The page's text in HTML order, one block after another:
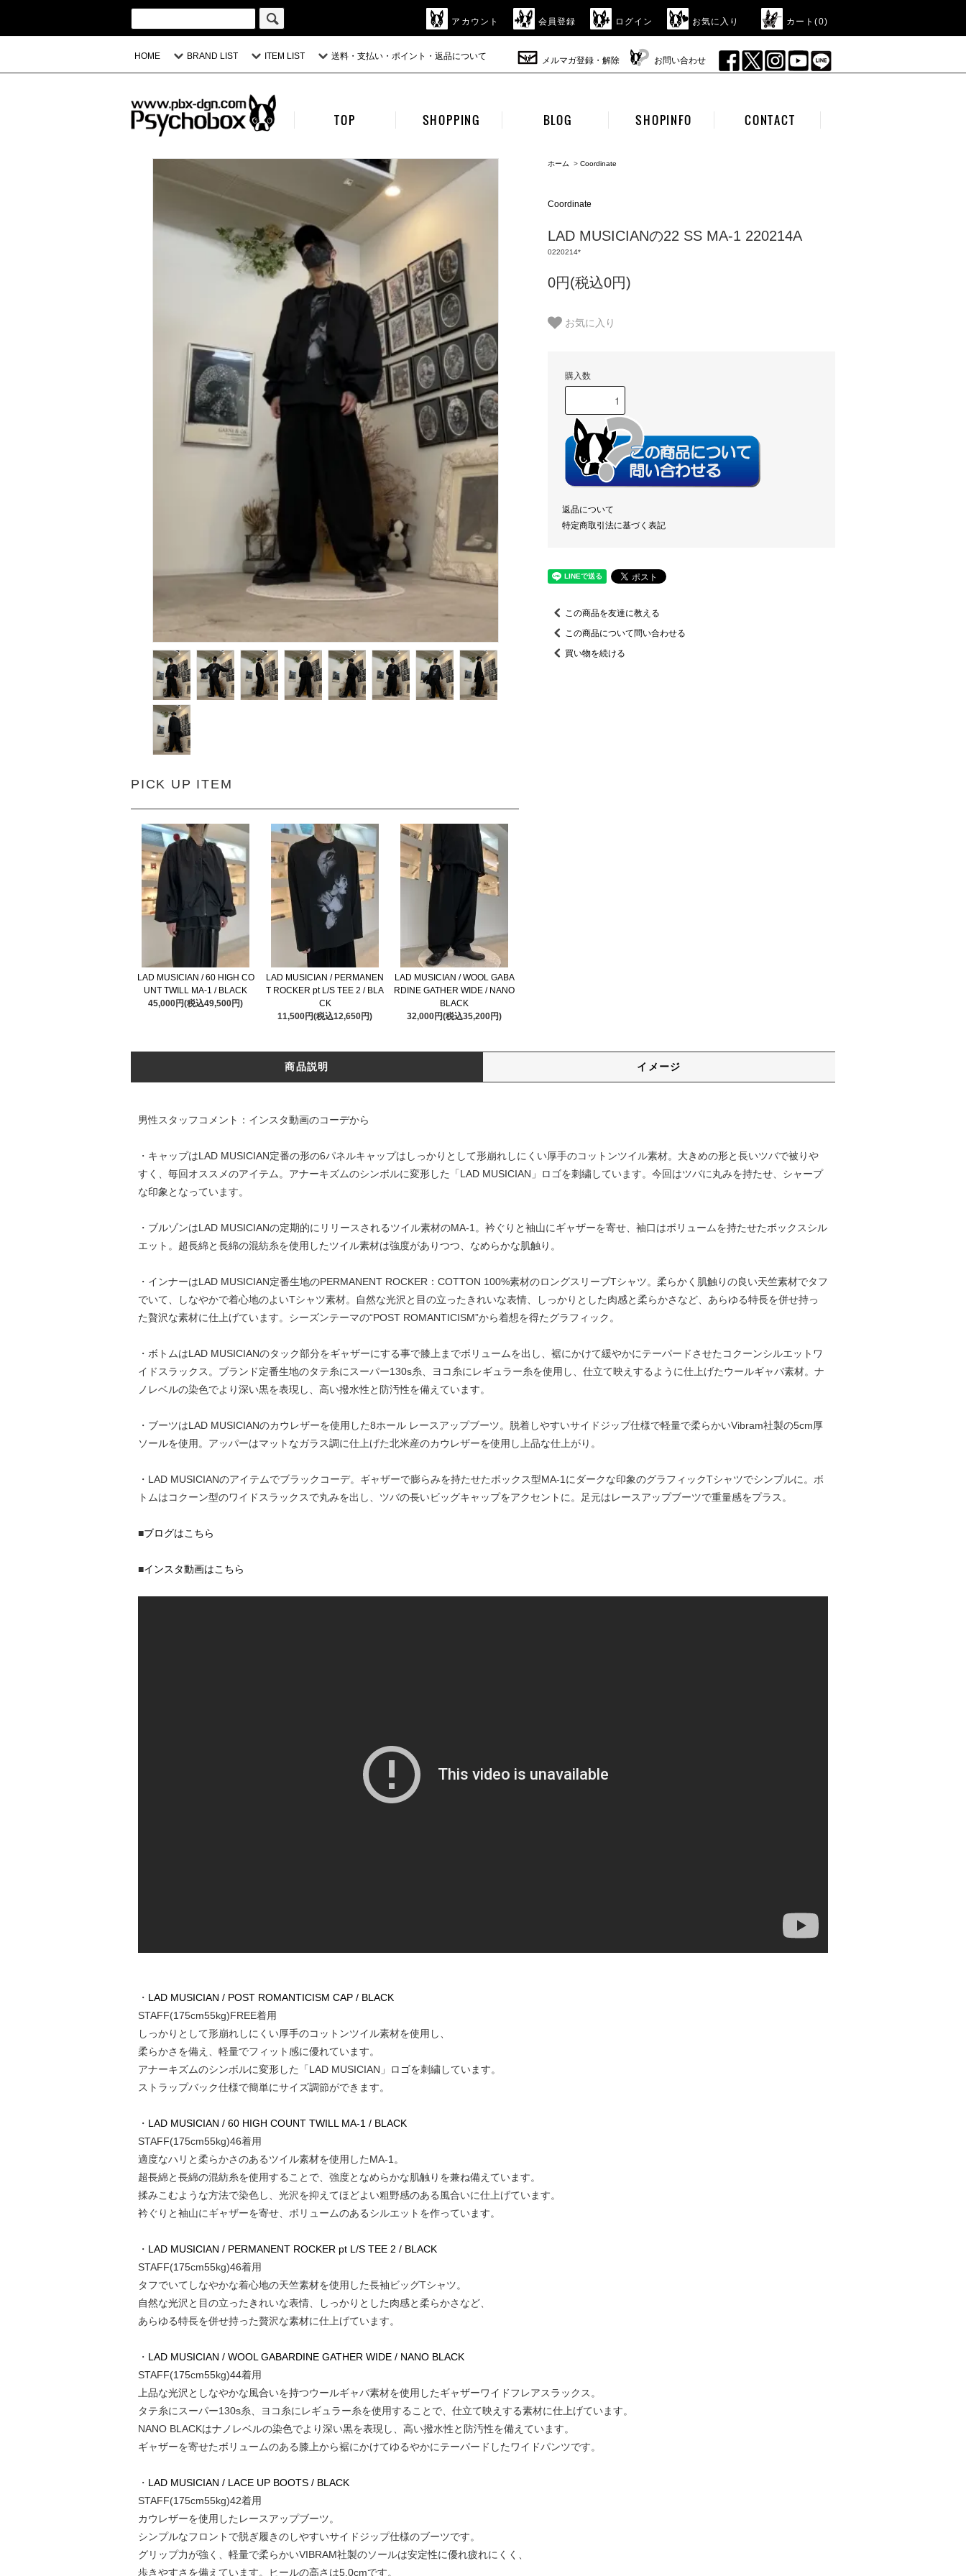
アカウント 会員登録 ログイン お気に入り カート(0)
HOME BRAND LIST ITEM LIST 送料・支払い・ポイント・返品について メルマガ登録・解除 お問い合わせ
TOP SHOPPING BLOG SHOPINFO CONTACT
PICK UP ITEM
LAD MUSICIAN / 60 HIGH CO
UNT TWILL MA-1 / BLACK
45,000円(税込49,500円)
LAD MUSICIAN / PERMANEN
T ROCKER pt L/S TEE 2 / BLA
CK
11,500円(税込12,650円)
LAD MUSICIAN / WOOL GABA
RDINE GATHER WIDE / NANO
BLACK
32,000円(税込35,200円)
ホーム > Coordinate
Coordinate
LAD MUSICIANの22 SS MA-1 220214A
0220214*
0円(税込0円)
お気に入り
購入数
返品について
特定商取引法に基づく表記
この商品を友達に教える
この商品について問い合わせる
買い物を続ける
商品説明 イメージ
男性スタッフコメント：インスタ動画のコーデから
・キャップはLAD MUSICIAN定番の形の6パネルキャップはしっかりとして形崩れしにくい厚手のコットンツイル素材。大きめの形と長いツバで被りや
すく、毎回オススメのアイテム。アナーキズムのシンボルに変形した「LAD MUSICIAN」ロゴを刺繍しています。今回はツバに丸みを持たせ、シャープ
な印象となっています。
・ブルゾンはLAD MUSICIANの定期的にリリースされるツイル素材のMA-1。衿ぐりと袖山にギャザーを寄せ、袖口はボリュームを持たせたボックスシル
エット。超長綿と長綿の混紡糸を使用したツイル素材は強度がありつつ、なめらかな肌触り。
・インナーはLAD MUSICIAN定番生地のPERMANENT ROCKER：COTTON 100%素材のロングスリーブTシャツ。柔らかく肌触りの良い天竺素材でタフ
でいて、しなやかで着心地のよいTシャツ素材。自然な光沢と目の立ったきれいな表情、しっかりとした肉感と柔らかさなど、あらゆる特長を併せ持っ
た贅沢な素材に仕上げています。シーズンテーマの“POST ROMANTICISM”から着想を得たグラフィック。
・ボトムはLAD MUSICIANのタック部分をギャザーにする事で膝上までボリュームを出し、裾にかけて緩やかにテーパードさせたコクーンシルエットワ
イドスラックス。ブランド定番生地のタテ糸にスーパー130s糸、ヨコ糸にレギュラー糸を使用し、仕立て映えするように仕上げたウールギャバ素材。ナ
ノレベルの染色でより深い黒を表現し、高い撥水性と防汚性を備えています。
・ブーツはLAD MUSICIANのカウレザーを使用した8ホール レースアップブーツ。脱着しやすいサイドジップ仕様で軽量で柔らかいVibram社製の5cm厚
ソールを使用。アッパーはマットなガラス調に仕上げた北米産のカウレザーを使用し上品な仕上がり。
・LAD MUSICIANのアイテムでブラックコーデ。ギャザーで膨らみを持たせたボックス型MA-1にダークな印象のグラフィックTシャツでシンプルに。ボ
トムはコクーン型のワイドスラックスで丸みを出し、ツバの長いビッグキャップをアクセントに。足元はレースアップブーツで重量感をプラス。
■ブログはこちら
■インスタ動画はこちら
・ LAD MUSICIAN / POST ROMANTICISM CAP / BLACK
STAFF(175cm55kg)FREE着用
しっかりとして形崩れしにくい厚手のコットンツイル素材を使用し、
柔らかさを備え、軽量でフィット感に優れています。
アナーキズムのシンボルに変形した「LAD MUSICIAN」ロゴを刺繍しています。
ストラップバック仕様で簡単にサイズ調節ができます。
・ LAD MUSICIAN / 60 HIGH COUNT TWILL MA-1 / BLACK
STAFF(175cm55kg)46着用
適度なハリと柔らかさのあるツイル素材を使用したMA-1。
超長綿と長綿の混紡糸を使用することで、強度となめらかな肌触りを兼ね備えています。
揉みこむような方法で染色し、光沢を抑えてほどよい粗野感のある風合いに仕上げています。
衿ぐりと袖山にギャザーを寄せ、ボリュームのあるシルエットを作っています。
・ LAD MUSICIAN / PERMANENT ROCKER pt L/S TEE 2 / BLACK
STAFF(175cm55kg)46着用
タフでいてしなやかな着心地の天竺素材を使用した長袖ビッグTシャツ。
自然な光沢と目の立ったきれいな表情、しっかりとした肉感と柔らかさなど、
あらゆる特長を併せ持った贅沢な素材に仕上げています。
・ LAD MUSICIAN / WOOL GABARDINE GATHER WIDE / NANO BLACK
STAFF(175cm55kg)44着用
上品な光沢としなやかな風合いを持つウールギャバ素材を使用したギャザーワイドフレアスラックス。
タテ糸にスーパー130s糸、ヨコ糸にレギュラー糸を使用することで、仕立て映えする素材に仕上げています。
NANO BLACKはナノレベルの染色でより深い黒を表現し、高い撥水性と防汚性を備えています。
ギャザーを寄せたボリュームのある膝上から裾にかけてゆるやかにテーパードしたワイドパンツです。
・ LAD MUSICIAN / LACE UP BOOTS / BLACK
STAFF(175cm55kg)42着用
カウレザーを使用したレースアップブーツ。
シンプルなフロントで脱ぎ履きのしやすいサイドジップ仕様のブーツです。
グリップ力が強く、軽量で柔らかいVIBRAM社製のソールは安定性に優れ疲れにくく、
歩きやすさを備えています。ヒールの高さは5.0cmです。